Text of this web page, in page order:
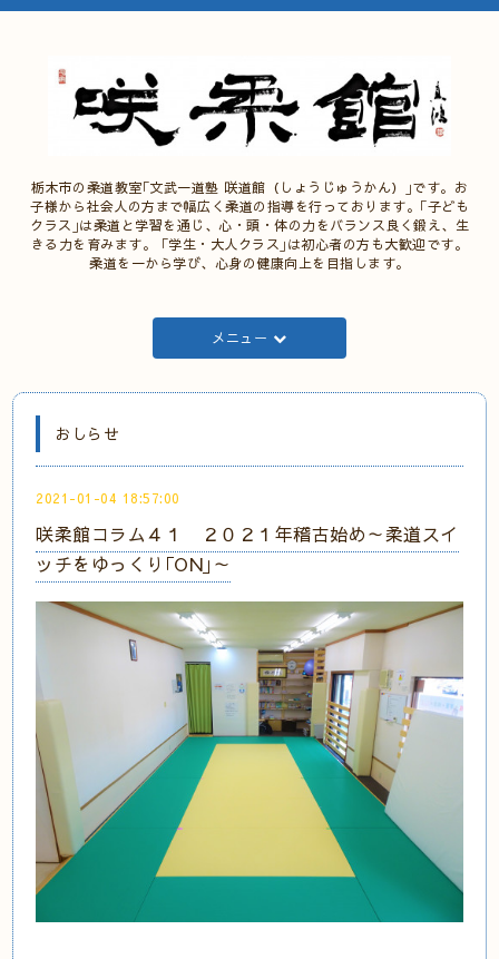
栃木市の柔道教室｢文武一道塾 咲道館（しょうじゅうかん）｣です。お
子様から社会人の方まで幅広く柔道の指導を行っております。｢子ども
クラス｣は柔道と学習を通じ、心・頭・体の力をバランス良く鍛え、生
きる力を育みます。 ｢学生・大人クラス｣は初心者の方も大歓迎です。
柔道を一から学び、心身の健康向上を目指します。
メニュー
おしらせ
2021-01-04 18:57:00
咲柔館コラム４１ ２０２１年稽古始め～柔道スイ
ッチをゆっくり｢ON｣～